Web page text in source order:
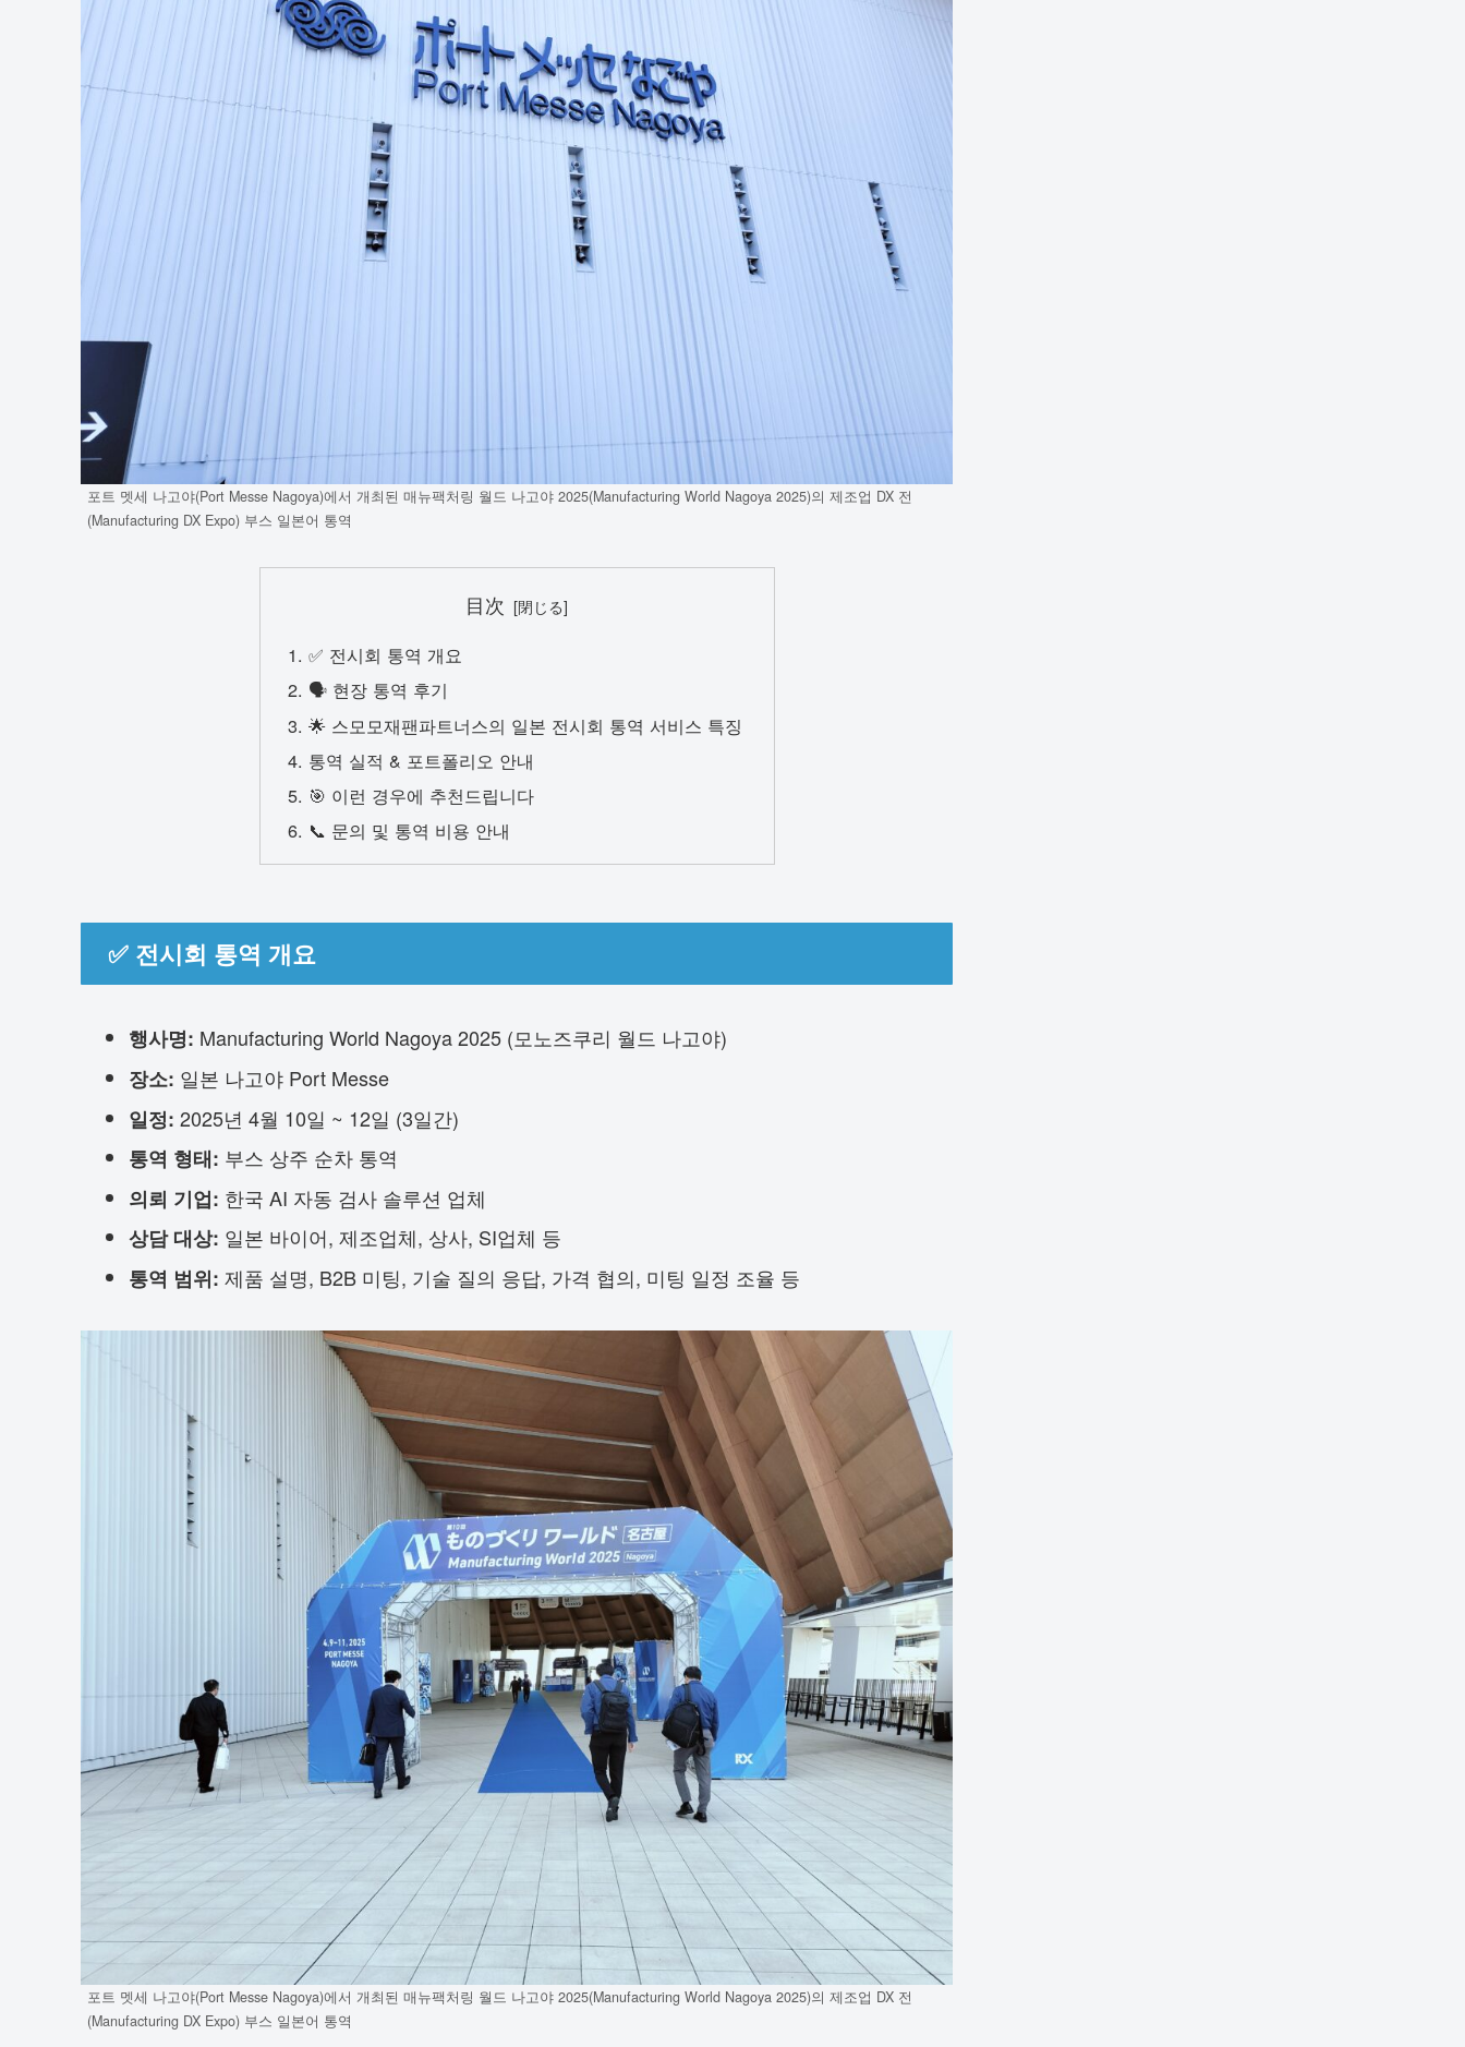
포트 멧세 나고야(Port Messe Nagoya)에서 개최된 매뉴팩처링 월드 나고야 2025(Manufacturing World Nagoya 2025)의 제조업 DX 전
(Manufacturing DX Expo) 부스 일본어 통역
目次
✅ 전시회 통역 개요
🗣 현장 통역 후기
🌟 스모모재팬파트너스의 일본 전시회 통역 서비스 특징
통역 실적 & 포트폴리오 안내
🎯 이런 경우에 추천드립니다
📞 문의 및 통역 비용 안내
✅ 전시회 통역 개요
행사명: Manufacturing World Nagoya 2025 (모노즈쿠리 월드 나고야)
장소: 일본 나고야 Port Messe
일정: 2025년 4월 10일 ~ 12일 (3일간)
통역 형태: 부스 상주 순차 통역
의뢰 기업: 한국 AI 자동 검사 솔루션 업체
상담 대상: 일본 바이어, 제조업체, 상사, SI업체 등
통역 범위: 제품 설명, B2B 미팅, 기술 질의 응답, 가격 협의, 미팅 일정 조율 등
포트 멧세 나고야(Port Messe Nagoya)에서 개최된 매뉴팩처링 월드 나고야 2025(Manufacturing World Nagoya 2025)의 제조업 DX 전
(Manufacturing DX Expo) 부스 일본어 통역